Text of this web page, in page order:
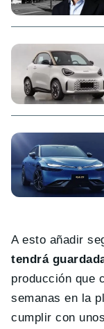
A esto añadir
tendrá
producción que
semanas en la
cumplir con